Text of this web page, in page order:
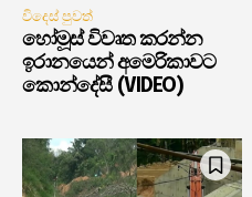
විදෙස් පුවත්
හෝමූස් විවෘත කරන්න
ඉරානයෙන් අමෙරිකාවට
කොන්දේසී (VIDEO)